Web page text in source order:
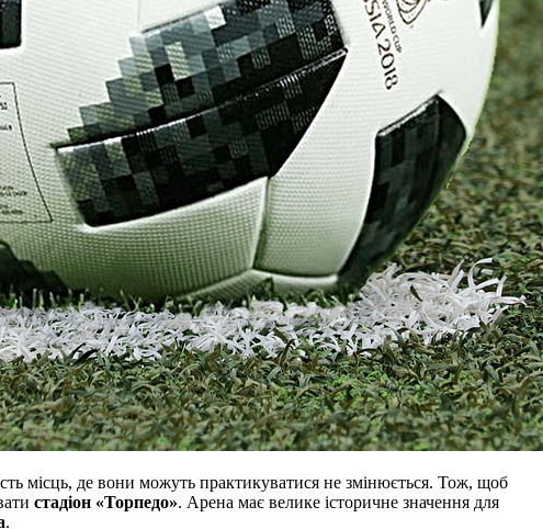
місць, де вони можуть практикуватися не змінюється. Тож, щоб
стадіон «Торпедо». Арена має велике історичне значення для
.